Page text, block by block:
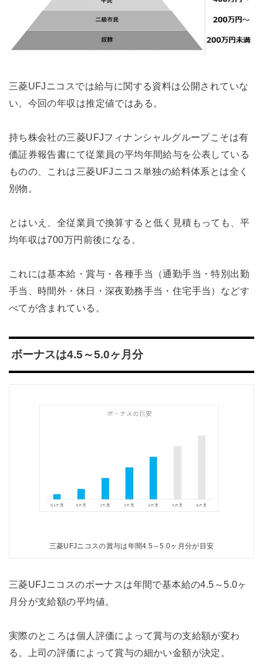
三菱UFJニコスでは給与に関する資料は公開されていな
い。今回の年収は推定値ではある。
持ち株会社の三菱UFJフィナンシャルグループこそは有
価証券報告書にて従業員の平均年間給与を公表している
ものの、これは三菱UFJニコス単独の給料体系とは全く
別物。
とはいえ、全従業員で換算すると低く見積もっても、平
均年収は700万円前後になる。
これには基本給・賞与・各種手当（通勤手当・特別出勤
手当、時間外・休日・深夜勤務手当・住宅手当）などす
べてが含まれている。
ボーナスは4.5～5.0ヶ月分
三菱UFJニコスの賞与は年間4.5～5.0ヶ月分が目安
三菱UFJニコスのボーナスは年間で基本給の4.5～5.0ヶ
月分が支給額の平均値。
実際のところは個人評価によって賞与の支給額が変わ
る。上司の評価によって賞与の細かい金額が決定。